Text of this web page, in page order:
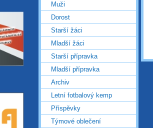
Muži
Dorost
Starší žáci
Mladší žáci
Starší přípravka
Mladší přípravka
Archiv
Letní fotbalový kemp
Příspěvky
Týmové oblečení